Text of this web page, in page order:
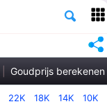
Goudprijs berekenen
22K 18K 14K 10K